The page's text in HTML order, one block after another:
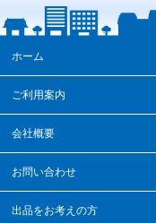
ホーム
ご利用案内
会社概要
お問い合わせ
出品をお考えの方